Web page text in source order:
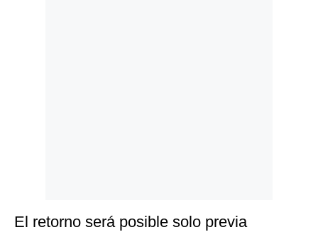
El retorno será posible solo previa